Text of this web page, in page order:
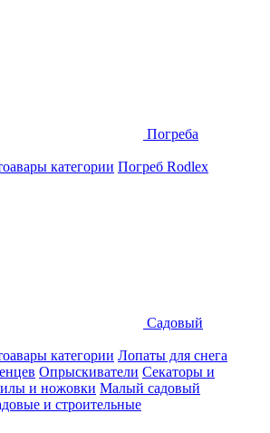
Погреба
категории Погреб Rodlex
Садовый
категории Лопаты для снега
Опрыскиватели Секаторы и
и ножовки Малый садовый
и строительные